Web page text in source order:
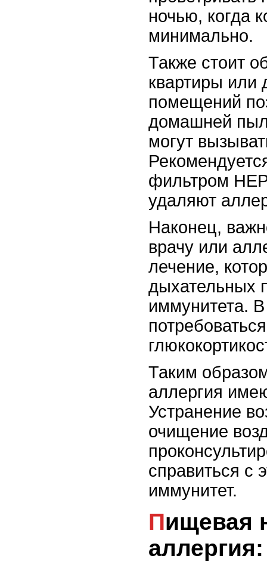
ночью, когда
минимально.
Также стоит
квартиры или
помещений
домашней
могут
фильтром
удаляют
Наконец,
врачу или
лечение,
дыхательных
иммунитета.
Таким
аллергия
Устранение
очищение
справиться с
иммунитет.
Пищевая непереносимость и